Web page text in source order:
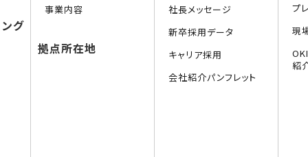
グ
事業内容
拠点所在地
社長メッセージ
新卒採用データ
キャリア採用
会社紹介パンフレット
プ
現
紹